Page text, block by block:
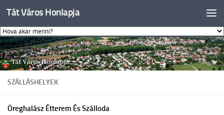
Skip to content
Tát Város Honlapja
SZÁLLÁSHELYEK
Öreghalász Étterem És Szálloda